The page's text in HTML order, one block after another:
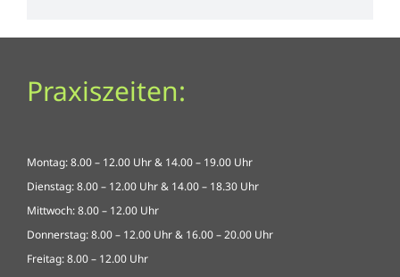
Praxiszeiten:
Montag: 8.00 – 12.00 Uhr & 14.00 – 19.00 Uhr
Dienstag: 8.00 – 12.00 Uhr & 14.00 – 18.30 Uhr
Mittwoch: 8.00 – 12.00 Uhr
Donnerstag: 8.00 – 12.00 Uhr & 16.00 – 20.00 Uhr
Freitag: 8.00 – 12.00 Uhr